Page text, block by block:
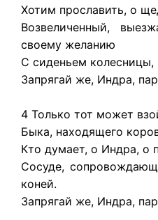
Хотим прославить, о
Возвеличенный,
своему желанию
С сиденьем
Запрягай же, Индра,
4 Только тот может
Быка, находящего
Кто думает, о Индра, о
Сосуде,
коней.
Запрягай же, Индра,